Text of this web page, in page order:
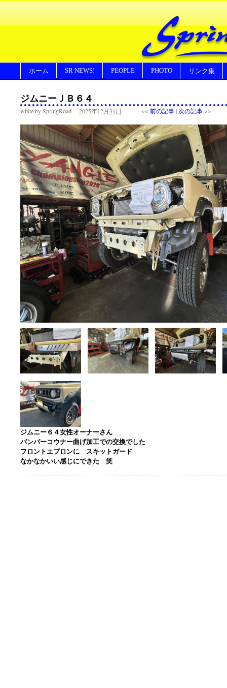
ホーム SR NEWS! PEOPLE PHOTO リンク集
ジムニーＪＢ６４
white by SpringRoad 2025年12月31日 << 前の記事| 次の記事>>
ジムニー６４女性オーナーさん
バンパーコウナー曲げ加工での交換でした
フロントエプロンに スキットガード
なかなかいい感じにできた 笑